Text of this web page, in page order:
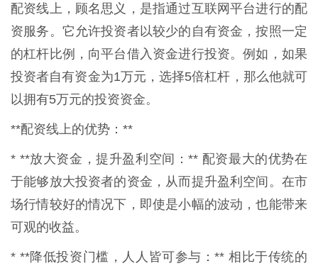
配资线上，顾名思义，是指通过互联网平台进行的配
资服务。它允许投资者以较少的自有资金，按照一定
的杠杆比例，向平台借入资金进行投资。例如，如果
投资者自有资金为1万元，选择5倍杠杆，那么他就可
以拥有5万元的投资资金。
**配资线上的优势：**
* **放大资金，提升盈利空间：** 配资最大的优势在
于能够放大投资者的资金，从而提升盈利空间。在市
场行情较好的情况下，即使是小幅的波动，也能带来
可观的收益。
* **降低投资门槛，人人皆可参与：** 相比于传统的